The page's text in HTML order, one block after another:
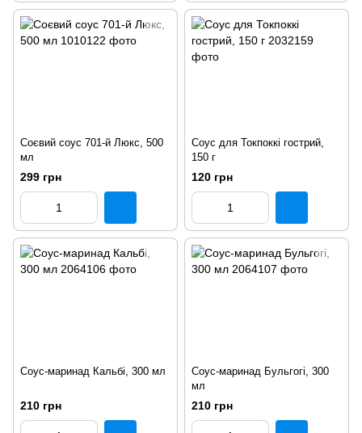
Соєвий соус 701-й Люкс, 500
мл
299 грн
Соус для Токпоккі гострий,
150 г
120 грн
Соус-маринад Кальбі, 300 мл
210 грн
Соус-маринад Бульгогі, 300
мл
210 грн